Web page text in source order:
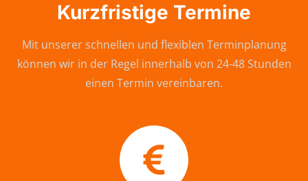
Kurzfristige Termine
Mit unserer schnellen und flexiblen Terminplanung
können wir in der Regel innerhalb von 24-48 Stunden
einen Termin vereinbaren.